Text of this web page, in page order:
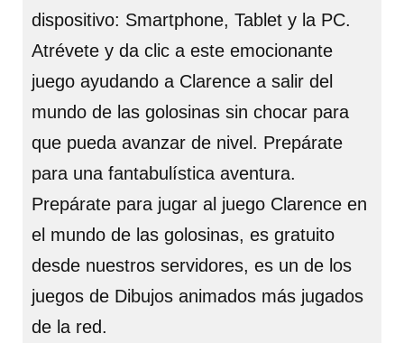
dispositivo: Smartphone, Tablet y la PC.
Atrévete y da clic a este emocionante
juego ayudando a Clarence a salir del
mundo de las golosinas sin chocar para
que pueda avanzar de nivel. Prepárate
para una fantabulística aventura.
Prepárate para jugar al juego Clarence en
el mundo de las golosinas, es gratuito
desde nuestros servidores, es un de los
juegos de Dibujos animados más jugados
de la red.